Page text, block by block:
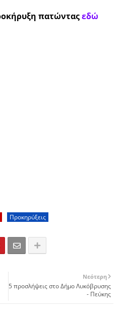
πατώνταςεδώ
Προκηρύξεις
Νεότερη
5 προσλήψεις στο Δήμο Λυκόβρυσης
- Πεύκης